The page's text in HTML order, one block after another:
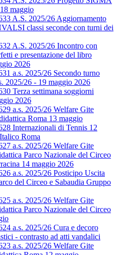
maggio
A.S. 2025/26 Aggiornamento
classi seconde con turni dei
A.S. 2025/26 Incontro con
e presentazione del libro
2026
a.s. 2025/26 Secondo turno
2025/26 - 19 maggio 2026
Terza settimana soggiorni
2026
a.s. 2025/26 Welfare Gite
Roma 13 maggio
Internazionali di Tennis 12
Roma
a.s. 2025/26 Welfare Gite
Parco Nazionale del Circeo
14 maggio 2026
a.s. 2025/26 Posticipo Uscita
del Circeo e Sabaudia Gruppo
a.s. 2025/26 Welfare Gite
Parco Nazionale del Circeo
a.s. 2025/26 Cura e decoro
- contrasto ad atti vandalici
a.s. 2025/26 Welfare Gite